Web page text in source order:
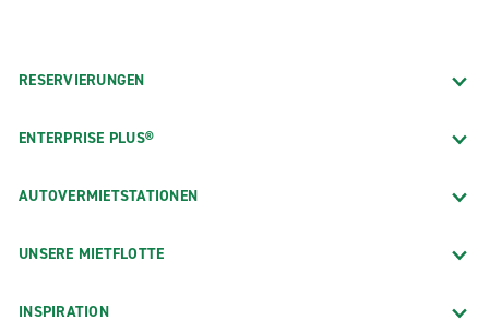
RESERVIERUNGEN
ENTERPRISE PLUS®
AUTOVERMIETSTATIONEN
UNSERE MIETFLOTTE
INSPIRATION